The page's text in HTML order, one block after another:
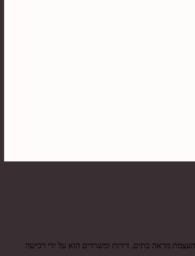
מראה בתים, דירות ומשרדים הוא על ידי רכישה